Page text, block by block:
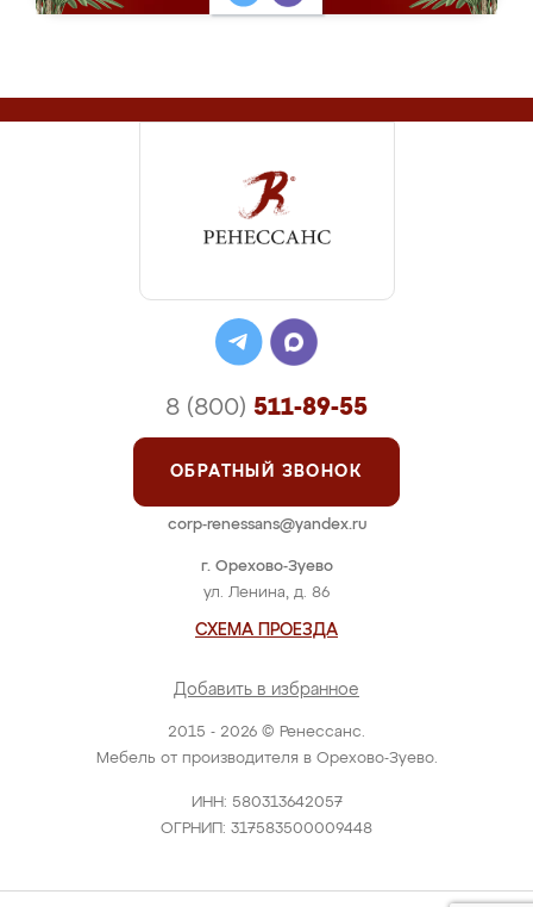
2015 - 2026 © Ренессанс.
Мебель от производителя в Орехово-Зуево.
ИНН: 580313642057
ОГРНИП: 317583500009448
г. Орехово-Зуево
ул. Ленина, д. 86
СХЕМА ПРОЕЗДА
Добавить в избранное
8 (800) 511-89-55
ОБРАТНЫЙ ЗВОНОК
corp-renessans@yandex.ru